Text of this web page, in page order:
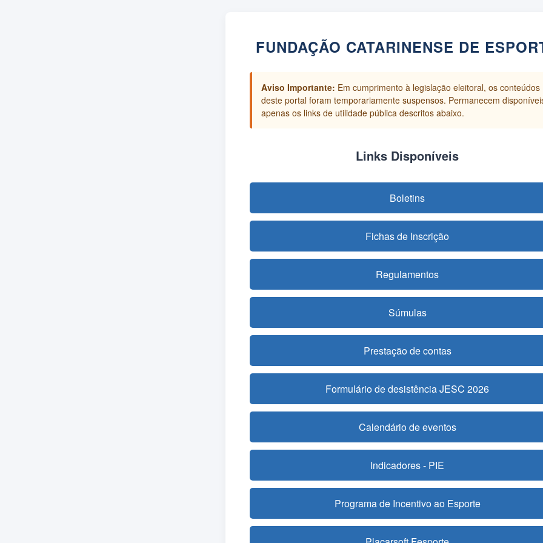
FUNDAÇÃO CATARINENSE DE
Aviso Importante: Em cumprimento à legislação eleitoral, os conteúdos
deste portal foram temporariamente suspensos. Permanecem
apenas os links de utilidade pública descritos abaixo.
Links Disponíveis
Boletins
Fichas de Inscrição
Regulamentos
Súmulas
Prestação de contas
Formulário de desistência JESC 2026
Calendário de eventos
Indicadores - PIE
Programa de Incentivo ao Esporte